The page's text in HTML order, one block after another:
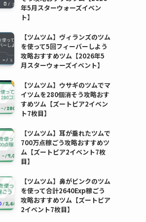
年5月スターウォーズイベン
ト】
【ツムツム】ヴィランズのツム
を使って5回フィーバーしよう
攻略おすすめツム【2026年5
月スターウォーズイベント】
【ツムツム】ウサギのツムでマ
イツムを280個消そう攻略おす
すめツム【ズートピア2イベン
ト7枚目】
【ツムツム】耳が垂れたツムで
700万点稼ごう攻略おすすめツ
ム【ズートピア2イベント7枚
目】
【ツムツム】鼻がピンクのツム
を使って合計2640Exp稼ごう
攻略おすすめツム【ズートピア
2イベント7枚目】